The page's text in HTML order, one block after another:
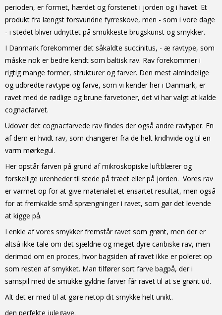
perioden, er formet, hærdet og forstenet i jorden og i havet. Et
produkt fra længst forsvundne fyrreskove, men - som i vore dage
- i stedet bliver udnyttet på smukkeste brugskunst og smykker.
I Danmark forekommer det såkaldte succinitus, - æ ravtype, som
måske nok er bedre kendt som baltisk rav. Rav forekommer i
rigtig mange former, strukturer og farver. Den mest almindelige
og udbredte ravtype og farve, som vi kender her i Danmark, er
ravet med de rødlige og brune farvetoner, det vi har valgt at kalde
cognacfarvet.
Udover det cognacfarvede rav findes der også andre ravtyper. En
af dem er hvidt rav, som changerer fra de helt kridhvide og til en
varm mørkegul.
Her opstår farven på grund af mikroskopiske luftblærer og
forskellige urenheder til stede på træet eller på jorden. Vores rav
er varmet op for at give materialet et ensartet resultat, men også
for at fremkalde små sprængninger i ravet, som gør det levende
at kigge på.
I enkle af vores smykker fremstår ravet som grønt, men der er
altså ikke tale om det sjældne og meget dyre caribiske rav, men
derimod om en proces, hvor bagsiden af ravet ikke er poleret op
som resten af smykket. Man tilfører sort farve bagpå, der i
samspil med de smukke gyldne farver får ravet til at se grønt ud.
Alt det er med til at gøre netop dit smykke helt unikt.
den perfekte julegave.